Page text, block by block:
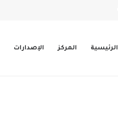
الرئيسية المركز الإصدارات